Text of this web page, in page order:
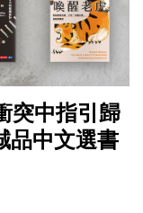
突中指引歸
品中文選書